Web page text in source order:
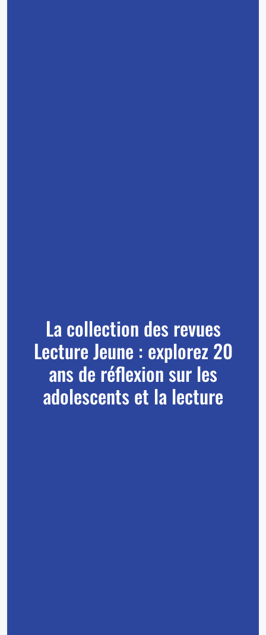
La collection des revues
Lecture Jeune : explorez 20
ans de réflexion sur les
adolescents et la lecture